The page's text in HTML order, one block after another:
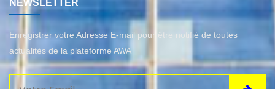
NEWSLETTER
Enregistrer votre Adresse E-mail pour être notifié de toutes
actualités de la plateforme AWA